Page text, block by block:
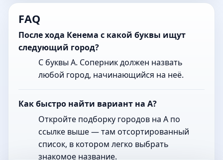
FAQ
После хода Кенема с какой буквы ищут
следующий город?
С буквы А. Соперник должен назвать
любой город, начинающийся на неё.
Как быстро найти вариант на А?
Откройте подборку городов на А по
ссылке выше — там отсортированный
список, в котором легко выбрать
знакомое название.